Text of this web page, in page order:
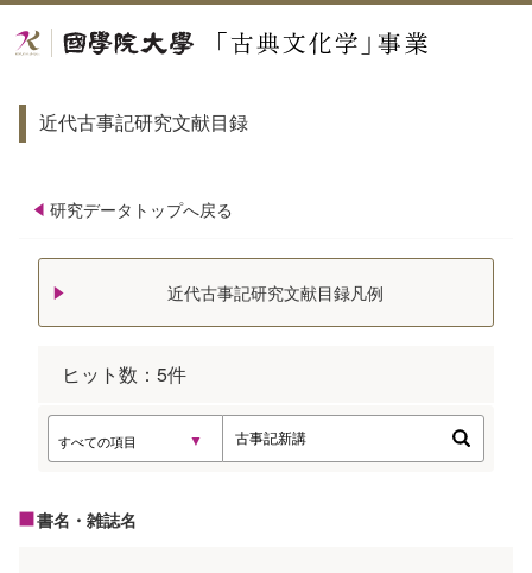
近代古事記研究文献目録
研究データトップへ戻る
近代古事記研究文献目録凡例
ヒット数： 5件
書名・雑誌名